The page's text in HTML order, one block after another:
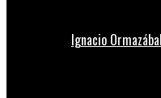
Ignacio